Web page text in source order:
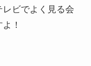
ビでよく見る会
！